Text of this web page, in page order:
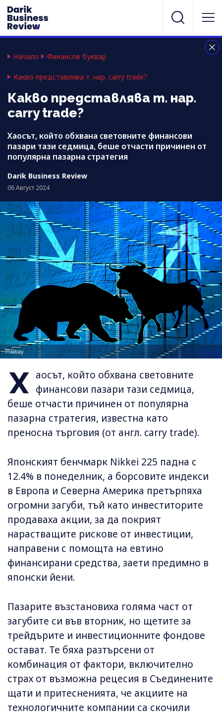
Начало Финансов буквар
Какво представлява т. нар. carry trade?
Какво представлява т. нар.
carry trade?
Хаосът, който обхвана световните финансови
пазари тази седмица, беше отчасти причинен от
популярна пазарна стратегия
Darik Business Review
06 Август 2024
Pixabay
Х аосът, който обхвана световните
финансови пазари тази седмица,
беше отчасти причинен от популярна
пазарна стратегия, известна като
преносна търговия (от англ. carry trade).
Японският бенчмарк Nikkei 225 падна с
12.4% в понеделник, а борсовите индекси
в Европа и Северна Америка претърпяха
огромни загуби, тъй като инвеститорите
продаваха акции, за да покрият
нарастващите рискове от инвестиции,
направени с помощта на евтино
финансирани средства, заети предимно в
японски йени.
Пазарите възстановиха голяма част от
загубите си във вторник, но щетите за
трейдърите и инвестиционните фондове
остават. Те бяха разтърсени от
комбинация от фактори, включително
страх от възможна рецесия в Съединените
щати и притесненията, че акциите на
технологичните компании са скочили